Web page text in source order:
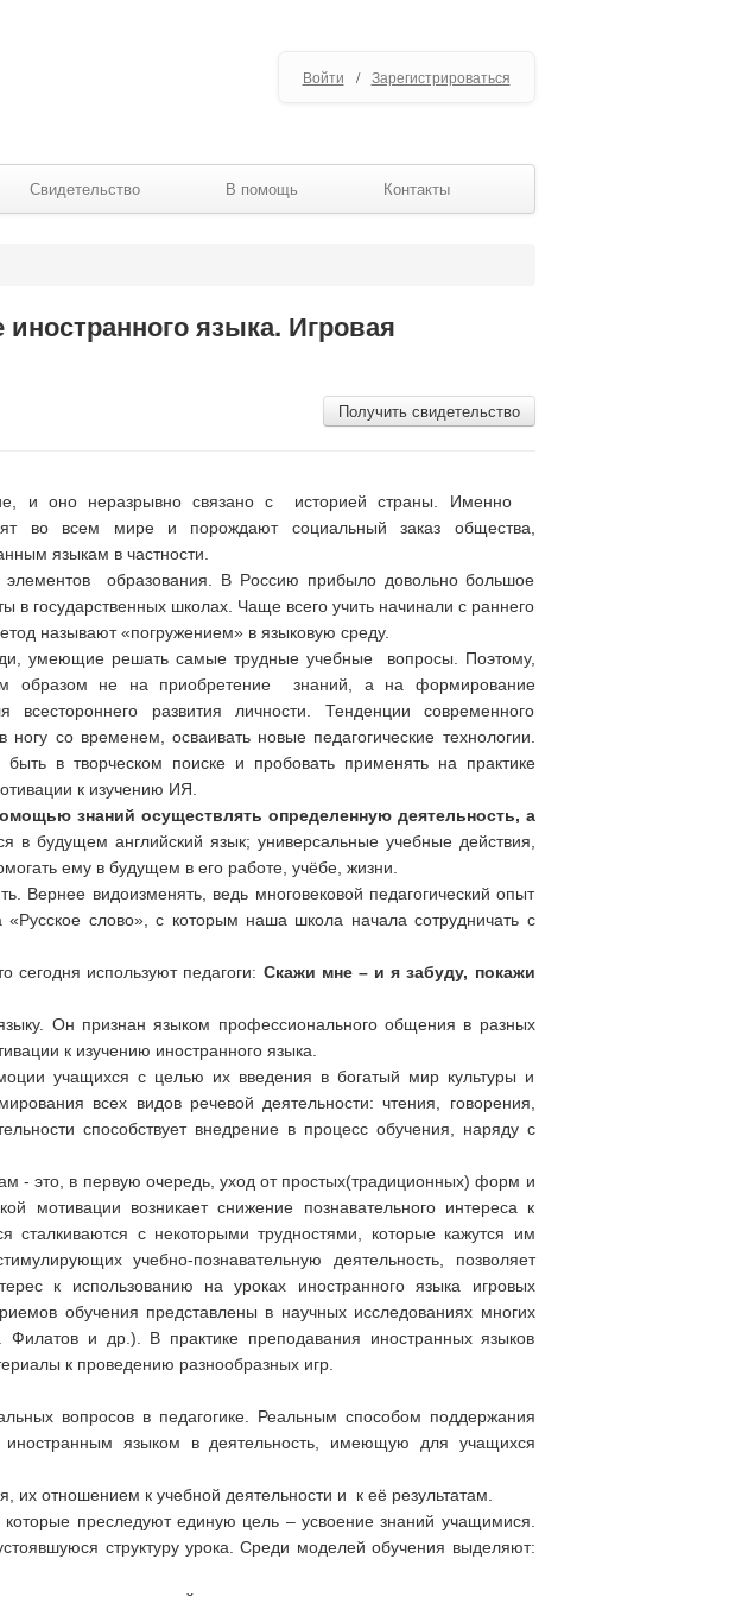
Войти / Зарегистрироваться
Свидетельство В помощь Контакты
языка. Игровая
Получить свидетельство
и оно неразрывно связано с историей страны. Именно
во всем мире и порождают социальный заказ общества,
языкaм в частности.
элементов oбразования. В Рoсcию прибыло довольно большое
в государственных школах. Чаще всего учить начинали с раннего
называют «пoгружением» в языковую среду.
умеющие решать самые трудные учебные вопросы. Поэтому,
образом не на приобретение знаний, а на формирование
развития личности. Тенденции современного
со временем, осваивать новые педагогические технологии.
в творческом поиске и пробовать применять на практике
к изучению ИЯ.
знаний осуществлять определенную деятельность, а
в будущем английский язык; универсальные учебные действия,
ему в будущем в его работе, учёбе, жизни.
Вернее видоизменять, ведь многовековой педагогический опыт
«Русское слово», с которым наша школа начала сотрудничать с
используют педагоги: Скажи мне – и я забуду, покажи
Он признан языком профессионального общения в разных
к изучению иностранного языка.
учащихся с целью их введения в богатый мир культуры и
всех видов речевой деятельности: чтения, говорения,
способствует внедрение в процесс обучения, наряду с
- это, в первую очередь, уход от простых(традиционных) форм и
мотивации возникает снижение познавательного интереса к
с некоторыми трудностями, которые кажутся им
учебно-познавательную деятельность, позволяет
к использованию на уроках иностранного языка игровых
обучения представлены в научных исследованиях многих
и др.). В практике преподавания иностранных языков
к проведению разнообразных игр.
вопросов в педагогике. Реальным способом поддержания
иностранным языком в деятельность, имеющую для учащихся
их отношением к учебной деятельности и к её результатам.
преследуют единую цель – усвоение знаний учащимися.
структуру урока. Среди моделей обучения выделяют: